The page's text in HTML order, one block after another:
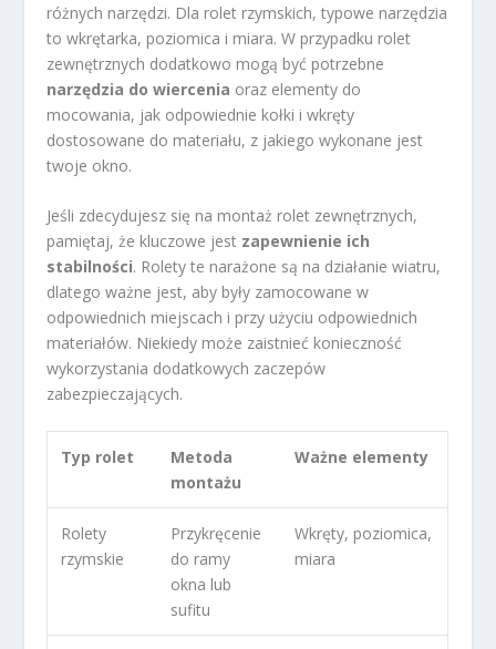
różnych narzędzi. Dla rolet rzymskich, typowe narzędzia
to wkrętarka, poziomica i miara. W przypadku rolet
zewnętrznych dodatkowo mogą być potrzebne
narzędzia do wiercenia oraz elementy do
mocowania, jak odpowiednie kołki i wkręty
dostosowane do materiału, z jakiego wykonane jest
twoje okno.
Jeśli zdecydujesz się na montaż rolet zewnętrznych,
pamiętaj, że kluczowe jest zapewnienie ich
stabilności. Rolety te narażone są na działanie wiatru,
dlatego ważne jest, aby były zamocowane w
odpowiednich miejscach i przy użyciu odpowiednich
materiałów. Niekiedy może zaistnieć konieczność
wykorzystania dodatkowych zaczepów
zabezpieczających.
Typ rolet
Metoda
montażu
Ważne elementy
Rolety
rzymskie
Przykręcenie
do ramy
okna lub
sufitu
Wkręty, poziomica,
miara